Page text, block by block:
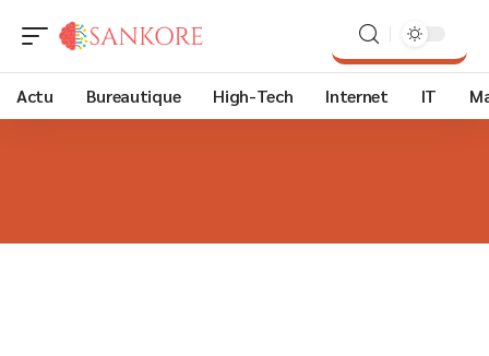
Actu Bureautique High-Tech Internet IT